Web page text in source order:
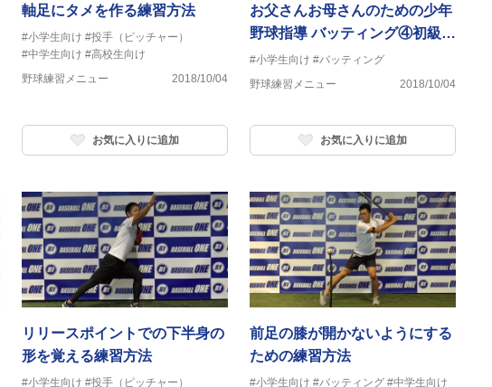
軸足にタメを作る練習方法
#小学生向け #投手（ピッチャー）
#中学生向け #高校生向け
野球練習メニュー
2018/10/04
お気に入りに追加
お父さんお母さんのための少年
野球指導 バッティング④初級
編 「トップ」について
#小学生向け #バッティング
野球練習メニュー
2018/10/04
お気に入りに追加
リリースポイントでの下半身の
形を覚える練習方法
#小学生向け #投手（ピッチャー）
前足の膝が開かないようにする
ための練習方法
#小学生向け #バッティング #中学生向け